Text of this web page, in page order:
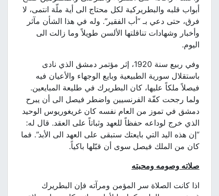
أبواب قلبه والبطريركية لكل محتاج الى أية ملّة انتمى، لا
فرق، حتى دعي بـ “أب الفقير”. وله في هذا الشأن مآثر
وأخبار وشهادات تناقلتها الألسن طويلاً وما زالت الى
اليوم.
وفي ربيع سنة 1920، إثر مؤتمر دمشق الذي نادى
باستقلال سورية الطبيعية وبايع الوجهاء والأعيان فيه
فيصلاً ملكاً عليها، كان البطريرك في طليعة المبايعين.
ولما رجحت كفّة الفرنسيين واضطر فيصل الى أن يبرح
دمشق في تموز من العام نفسه كان غريغوريوس الوحيد
الذي خرج لوداعه حفظاً للعهد وثباتاً على العقد. قال له:
“إن هذه اليد التي بايعتك ستبقى على العهد الى الأبد”. فما
كان من الملك فيصل سوى أن قبّلها باكياً.
صلاته وصومه ومحبته
اذا كانت الصلاة سر المؤمن ومرآته فإن البطريرك